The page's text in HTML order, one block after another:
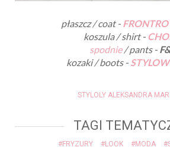
płaszcz / coat -
koszula / shirt -
spodnie/ pants -
kozaki / boots -
STYLOLY ALEKSANDRA
TAGI
#FRYZURY #LOOK #MODA